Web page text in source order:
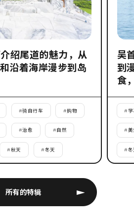
所有的特辑
介绍尾道的魅力，从
沿着海岸漫步到岛
#骑自行车 #购物
#治愈 #自然
#秋天 #冬天
吴
到
食
# 学
#美
#冬